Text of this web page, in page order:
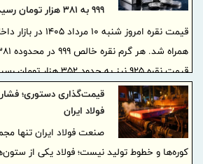
۹۹۹ به ۳۸۱ هزار تومان رسید | الان بخریم؟
قیمت نقره امروز شنبه
قیمت نقره ۹۲۵ نیز به
پس از نوسانات شدید روزهای گذشته، حوالی ۵۸ دلار معامله شد.
قیمت‌گذاری دستوری؛
فولاد ایران
صنعت فولاد ایران تنها
کوره‌ها و خطوط تولید نیست؛ فولاد یکی از